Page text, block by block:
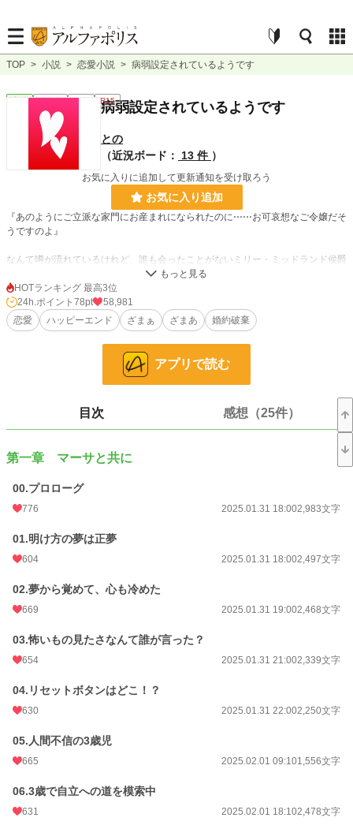
TOP > 小説 > 恋愛小説 > 病弱設定されているようです
連載中 短編 R15
病弱設定されているようです
との
（近況ボード：
13 件 ）
お気に入りに追加して更新通知を受け取ろう
お気に入り追加
『あのようにご立派な家門にお産まれになられたのに⋯⋯お可哀想なご令嬢だそ
うですのよ』
なんて噂が流れているけれど、誰も会ったことがないミリー・ミッドランド侯爵
ネグレクトなんて言葉はない時代に生まれ落ちて、前世の記憶を取り戻した
ら⋯⋯。
前世の記憶と共に無双します！
再開しました。完結まで続投です。
ゆるふわの中世ヨーロッパ、幻の国の設定。
小説 12,461 位 / 228,623 件
お気に入り 1,675
文字数
初回公開日時
週間ポイント 500 pt (14,558 位)
月間ポイント
年間ポイント 369,905 pt (1,513 位)
累計ポイント
HOTランキング 最高3位
24h.ポイント 78pt
58,981
恋愛
ハッピーエンド ざまぁ ざまあ 婚約破棄
アプリで読む
目次 感想（25件）
第一章 マーサと共に
00.プロローグ
776 2025.01.31 18:002,983文字
01.明け方の夢は正夢
604 2025.01.31 18:002,497文字
02.夢から覚めて、心も冷めた
669 2025.01.31 19:002,468文字
03.怖いもの見たさなんて誰が言った？
654 2025.01.31 21:002,339文字
04.リセットボタンはどこ！？
630 2025.01.31 22:002,250文字
05.人間不信の3歳児
665 2025.02.01 09:101,556文字
06.3歳で自立への道を模索中
631 2025.02.01 18:102,478文字